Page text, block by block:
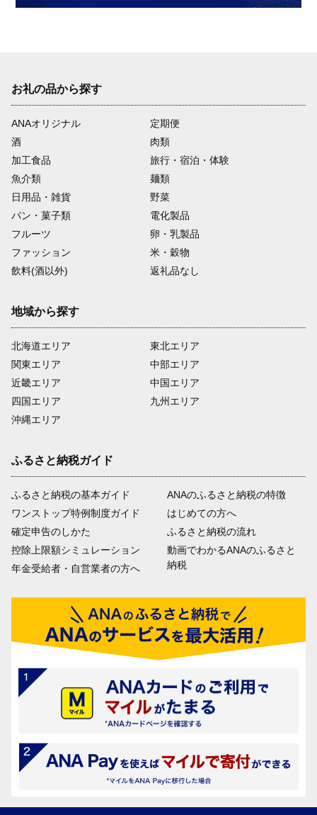
お礼の品から探す
ANAオリジナル
定期便
酒
肉類
加工食品
旅行・宿泊・体験
魚介類
麺類
日用品・雑貨
野菜
パン・菓子類
電化製品
フルーツ
卵・乳製品
ファッション
米・穀物
飲料(酒以外)
返礼品なし
地域から探す
北海道エリア
関東エリア
近畿エリア
四国エリア
沖縄エリア
東北エリア
中部エリア
中国エリア
九州エリア
ふるさと納税ガイド
ふるさと納税の基本ガイド
ワンストップ特例制度ガイド
確定申告のしかた
控除上限額シミュレーション
年金受給者・自営業者の方へ
ANAのふるさと納税の特徴
はじめての方へ
ふるさと納税の流れ
動画でわかるANAのふるさと
納税